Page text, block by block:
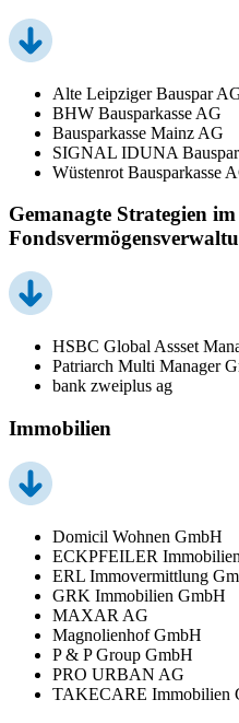
Alte Leipziger Bauspar
BHW Bausparkasse AG
Bausparkasse Mainz AG
SIGNAL IDUNA
Wüstenrot Bausparkasse
Gemanagte Strategien
HSBC Global Assset
Patriarch Multi Manager
bank zweiplus ag
Immobilien
Domicil Wohnen GmbH
ECKPFEILER
ERL Immovermittlung
GRK Immobilien GmbH
MAXAR AG
Magnolienhof GmbH
P & P Group GmbH
PRO URBAN AG
TAKECARE Immobilien